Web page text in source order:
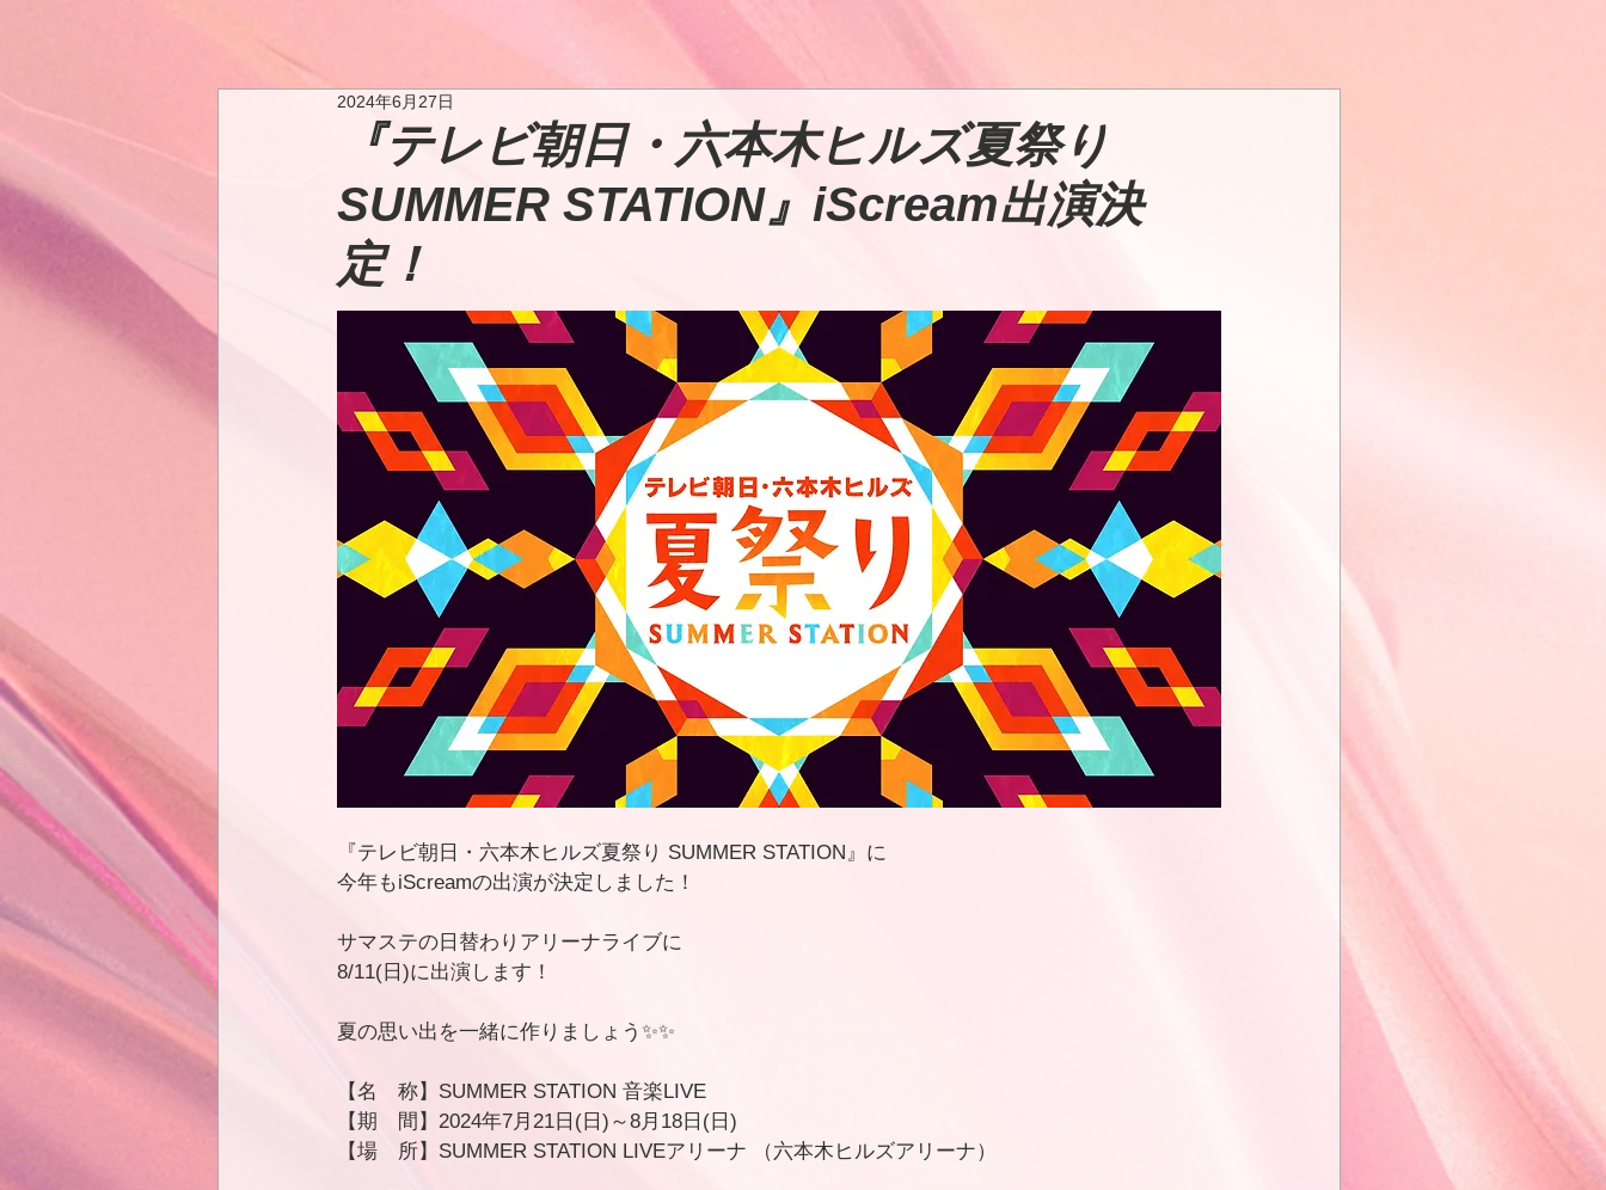
『テレビ朝日・六本木ヒルズ夏祭り
SUMMER STATION』iScream出演決
定！
2024年6月27日
『テレビ朝日・六本木ヒルズ夏祭り SUMMER STATION』に
今年もiScreamの出演が決定しました！
サマステの日替わりアリーナライブに
8/11(日)に出演します！
夏の思い出を一緒に作りましょう✨✨
【名　称】​SUMMER STATION 音楽LIVE
【期　間】​2024年7月21日(日)～8月18日(日)
【場　所】​SUMMER STATION LIVEアリーナ （六本木ヒルズアリーナ）